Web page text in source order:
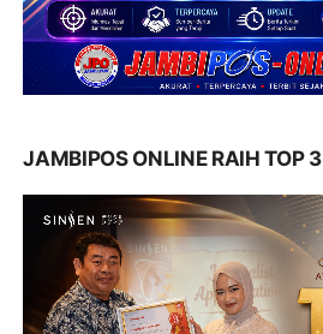
JAMBIPOS ONLINE RAIH TOP 3